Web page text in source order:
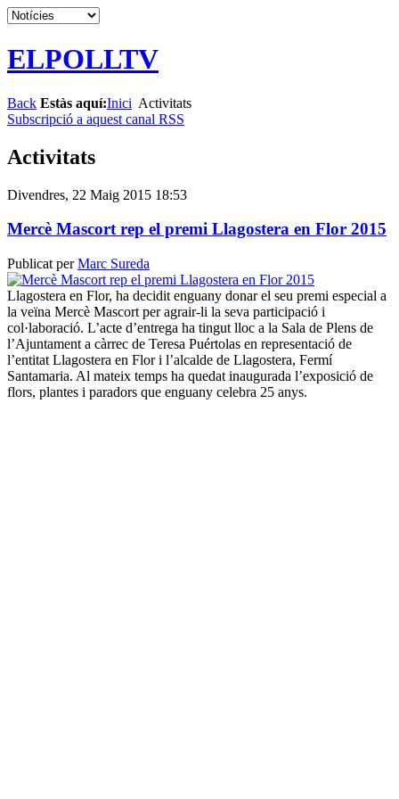
ELPOLLTV
Back Estàs aquí:Inici Activitats
Subscripció a aquest canal RSS
Activitats
Divendres, 22 Maig 2015 18:53
Mercè Mascort rep el premi Llagostera en Flor 2015
Publicat perMarc Sureda
Llagostera en Flor, ha decidit enguany donar el seu premi especial a
la veïna Mercè Mascort per agrair-li la seva participació i
col·laboració. L’acte d’entrega ha tingut lloc a la Sala de Plens de
l’Ajuntament a càrrec de Teresa Puértolas en representació de
l’entitat Llagostera en Flor i l’alcalde de Llagostera, Fermí
Santamaria. Al mateix temps ha quedat inaugurada l’exposició de
flors, plantes i paradors que enguany celebra 25 anys.